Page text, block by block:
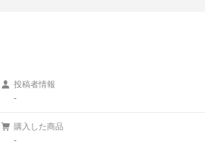
投稿者情報
-
購入した商品
-